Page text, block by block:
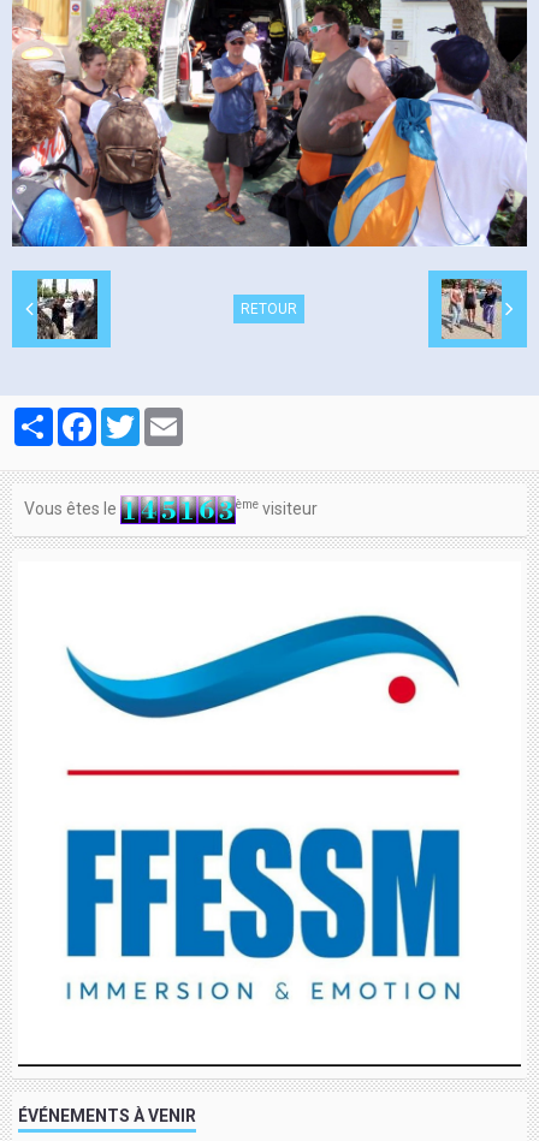
Contacts
RETOUR
PartagerFacebook
Twitter
Vous êtes le ème visiteur
ÉVÉNEMENTS À VENIR